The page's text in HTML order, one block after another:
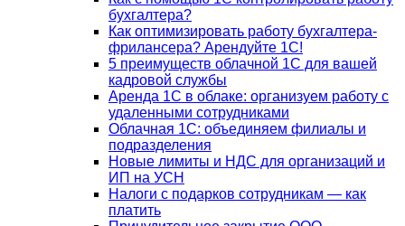
бухгалтера?
Как оптимизировать работу бухгалтера-
фрилансера? Арендуйте 1С!
5 преимуществ облачной 1С для вашей
кадровой службы
Аренда 1С в облаке: организуем работу с
удаленными сотрудниками
Облачная 1С: объединяем филиалы и
подразделения
Новые лимиты и НДС для организаций и
ИП на УСН
Налоги с подарков сотрудникам — как
платить